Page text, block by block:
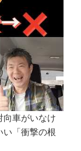
向車がいなけ
い「衝撃の根